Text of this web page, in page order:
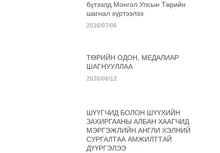
бүтээлд Монгол Улсын Төрийн
шагнал хүртээлээ
2026/07/06
ТӨРИЙН ОДОН, МЕДАЛИАР
ШАГНУУЛЛАА
2026/06/12
ШҮҮГЧИД БОЛОН ШҮҮХИЙН
ЗАХИРГААНЫ АЛБАН ХААГЧИД
МЭРГЭЖЛИЙН АНГЛИ ХЭЛНИЙ
СУРГАЛТАА АМЖИЛТТАЙ
ДҮҮРГЭЛЭЭ